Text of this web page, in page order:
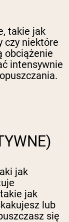
takie jak
czy niektóre
obciążenie
intensywnie
jak
jak
lub
się